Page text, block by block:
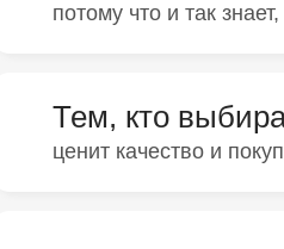
потому что и так
ценит качество и
Тем, кто